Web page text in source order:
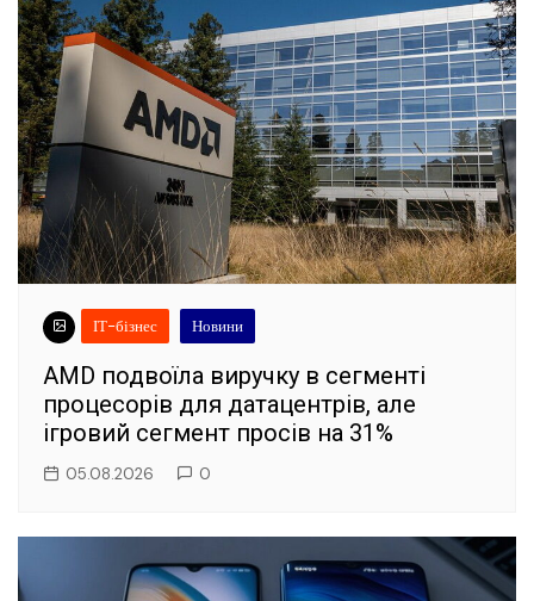
ІТ-бізнес Новини
AMD подвоїла виручку в сегменті
процесорів для датацентрів, але
ігровий сегмент просів на 31%
05.08.2026 0